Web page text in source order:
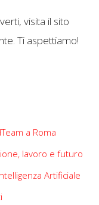
visita il sito
Ti aspettiamo!
a Roma
lavoro e futuro
Artificiale